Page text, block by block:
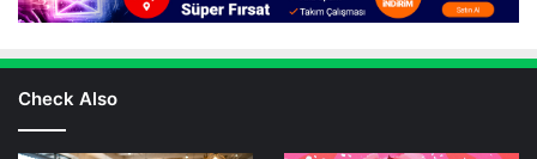
Check Also